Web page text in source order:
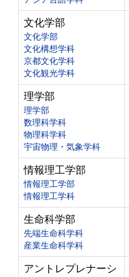
文化学部
文化学部
文化構想学科
京都文化学科
文化観光学科
理学部
理学部
数理科学科
物理科学科
宇宙物理・気象学科
情報理工学部
情報理工学部
情報理工学科
生命科学部
先端生命科学科
産業生命科学科
アントレプレナーシ